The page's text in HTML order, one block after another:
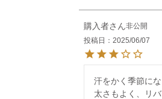
購入者
非公開
投稿日
2025/06/07
汗をかく季節に
太さもよく、リ